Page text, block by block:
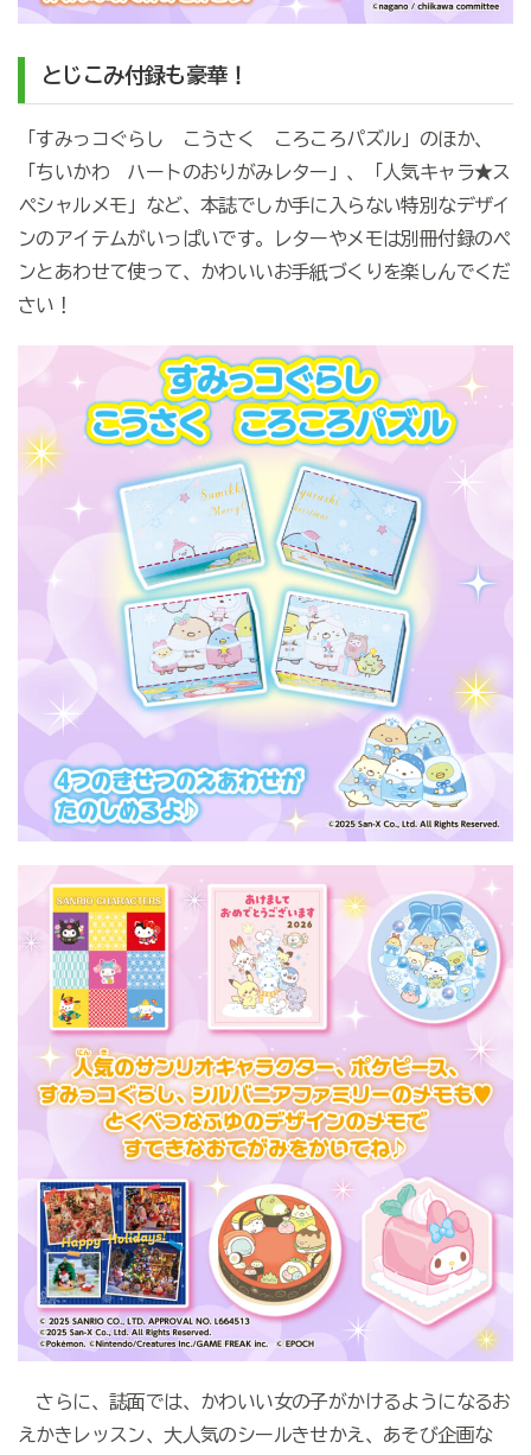
とじこみ付録も豪華！
「すみっコぐらし こうさく ころころパズル」のほか、
「ちいかわ ハートのおりがみレター」、「人気キャラ★ス
ペシャルメモ」など、本誌でしか手に入らない特別なデザイ
ンのアイテムがいっぱいです。レターやメモは別冊付録のペ
ンとあわせて使って、かわいいお手紙づくりを楽しんでくだ
さい！
さらに、誌面では、かわいい女の子がかけるようになるお
えかきレッスン、大人気のシールきせかえ、あそび企画な